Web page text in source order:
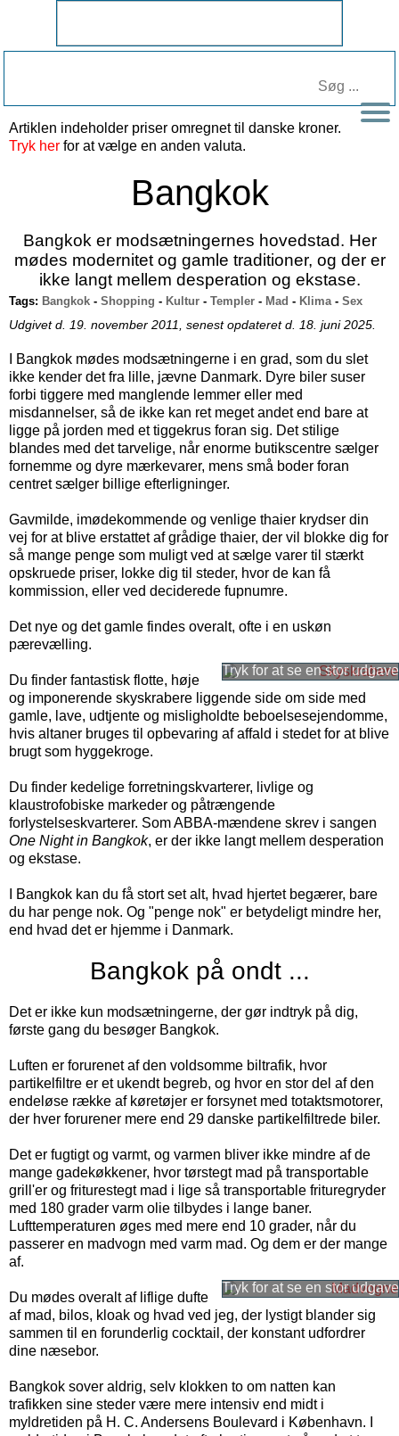
Artiklen indeholder priser omregnet til danske kroner.
Tryk her for at vælge en anden valuta.
Bangkok
Bangkok er modsætningernes hovedstad. Her
mødes modernitet og gamle traditioner, og der er
ikke langt mellem desperation og ekstase.
Tags: Bangkok - Shopping - Kultur - Templer - Mad - Klima- Sex
Udgivet d. 19. november 2011, senest opdateret d. 18. juni 2025.
I Bangkok mødes modsætningerne i en grad, som du slet
ikke kender det fra lille, jævne Danmark. Dyre biler suser
forbi tiggere med manglende lemmer eller med
misdannelser, så de ikke kan ret meget andet end bare at
ligge på jorden med et tiggekrus foran sig. Det stilige
blandes med det tarvelige, når enorme butikscentre sælger
fornemme og dyre mærkevarer, mens små boder foran
centret sælger billige efterligninger.
Gavmilde, imødekommende og venlige thaier krydser din
vej for at blive erstattet af grådige thaier, der vil blokke dig for
så mange penge som muligt ved at sælge varer til stærkt
opskruede priser, lokke dig til steder, hvor de kan få
kommission, eller ved deciderede fupnumre.
Det nye og det gamle findes overalt, ofte i en uskøn
pærevælling.
Du finder fantastisk flotte, høje
og imponerende skyskrabere liggende side om side med
gamle, lave, udtjente og misligholdte beboelsesejendomme,
hvis altaner bruges til opbevaring af affald i stedet for at blive
brugt som hyggekroge.
Du finder kedelige forretningskvarterer, livlige og
klaustrofobiske markeder og påtrængende
forlystelseskvarterer. Som ABBA-mændene skrev i sangen
One Night in Bangkok, er der ikke langt mellem desperation
og ekstase.
I Bangkok kan du få stort set alt, hvad hjertet begærer, bare
du har penge nok. Og "penge nok" er betydeligt mindre her,
end hvad det er hjemme i Danmark.
Bangkok på ondt ...
Det er ikke kun modsætningerne, der gør indtryk på dig,
første gang du besøger Bangkok.
Luften er forurenet af den voldsomme biltrafik, hvor
partikelfiltre er et ukendt begreb, og hvor en stor del af den
endeløse række af køretøjer er forsynet med totaktsmotorer,
der hver forurener mere end 29 danske partikelfiltrede biler.
Det er fugtigt og varmt, og varmen bliver ikke mindre af de
mange gadekøkkener, hvor tørstegt mad på transportable
grill'er og friturestegt mad i lige så transportable frituregryder
med 180 grader varm olie tilbydes i lange baner.
Lufttemperaturen øges med mere end 10 grader, når du
passerer en madvogn med varm mad. Og dem er der mange
af.
Du mødes overalt af liflige dufte
af mad, bilos, kloak og hvad ved jeg, der lystigt blander sig
sammen til en forunderlig cocktail, der konstant udfordrer
dine næsebor.
Bangkok sover aldrig, selv klokken to om natten kan
trafikken sine steder være mere intensiv end midt i
myldretiden på H. C. Andersens Boulevard i København. I